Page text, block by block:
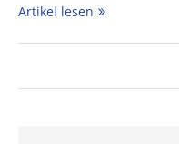
Artikel lesen